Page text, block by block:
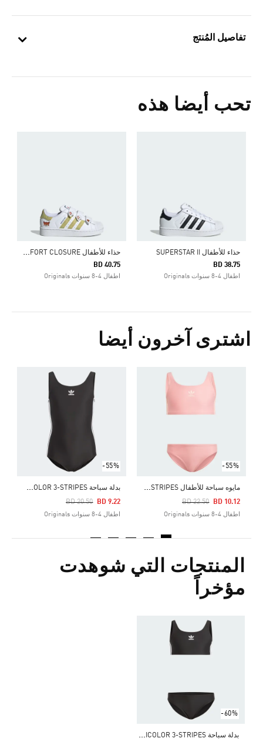
تفاصيل المُنتج
تحب أيضا هذه
حذاء للأطفال SUPERSTAR II
BD 38.75
اطفال 4-8 سنوات Originals
ح
ذاء للأطفال ADIDAS DISNEY ZOOTOPIA SUPERSTAR II COMFORT CLOSURE
BD 40.75
اطفال 4-8 سنوات Originals
اشترى آخرون أيضا
-55%
م
ايوه سباحة للأطفال ORIGINALS ADICOLOR 3-STRIPES
Price Reduced From
BD 22.50
To BD 10.12
اطفال 4-8 سنوات Originals
-55%
ب
دلة سباحة ORIGINALS ADICOLOR 3-STRIPES
Price Reduced From
BD 20.50
To BD 9.22
اطفال 4-8 سنوات Originals
Price Reduced From
To
المنتجات التي شوهدت
مؤخراً
-60%
ب
دلة سباحة ORIGINALS ADICOLOR 3-STRIPES